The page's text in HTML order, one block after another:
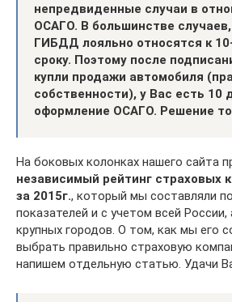
непредвиденные случаи в
ОСАГО. В большинстве
ГИБДД лояльно относятся к
сроку. Поэтому после
купли продажи автомобиля
собственности), у Вас есть 10
оформление ОСАГО. Решение
На боковых колонках нашего сайта
независимый рейтинг страховых
за 2015г., который мы составляли
показателей и с учетом всей России,
крупных городов. О том, как мы его
выбрать правильно страховую
напишем отдельную статью. Удачи